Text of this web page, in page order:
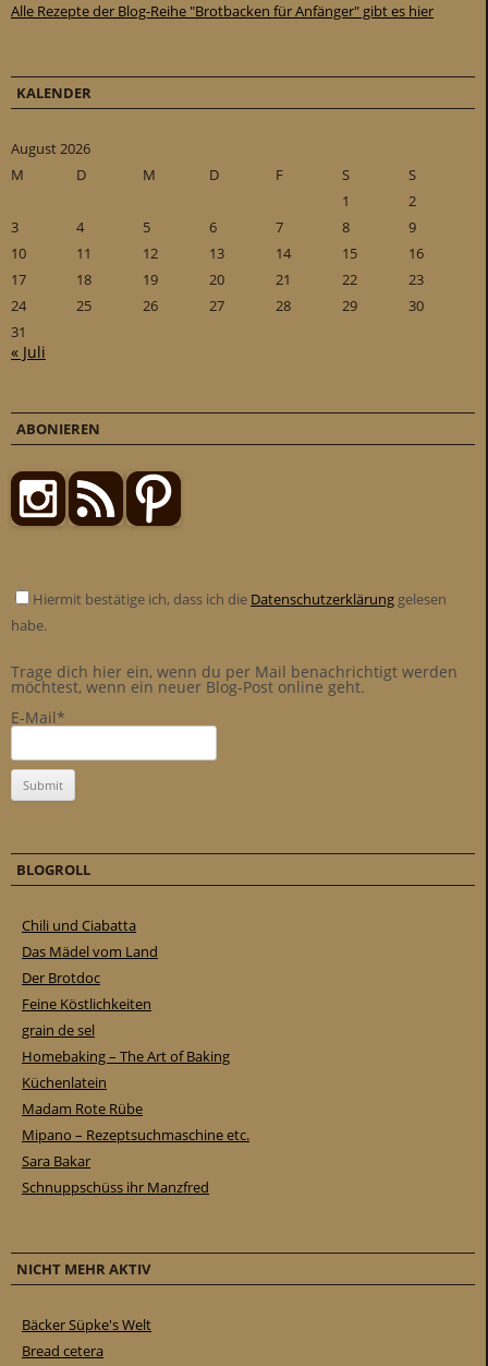
Alle Rezepte der Blog-Reihe "Brotbacken für Anfänger" gibt es hier
KALENDER
August 2026
M
D M D F S
S
1
2
3
4 5 6 7 8
9
10
11 12 13 14 15
16
17
18 19 20 21 22
23
24
25 26 27 28 29
30
31
« Juli
ABONIEREN
Hiermit bestätige ich, dass ich die Datenschutzerklärung gelesen
habe.
Trage dich hier ein, wenn du per Mail benachrichtigt werden
möchtest, wenn ein neuer Blog-Post online geht.
E-Mail*
BLOGROLL
Chili und Ciabatta
Das Mädel vom Land
Der Brotdoc
Feine Köstlichkeiten
grain de sel
Homebaking – The Art of Baking
Küchenlatein
Madam Rote Rübe
Mipano – Rezeptsuchmaschine etc.
Sara Bakar
Schnuppschüss ihr Manzfred
NICHT MEHR AKTIV
Bäcker Süpke's Welt
Bread cetera